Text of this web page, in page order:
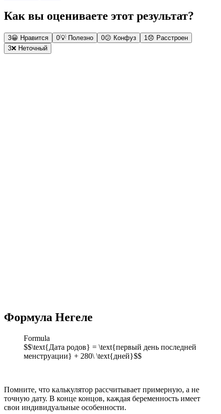
Как вы оцениваете этот результат?
3😀 Нравится 0💡 Полезно 0😕 Конфуз 1😞 Расстроен
3❌ Неточный
Формула Негеле
Formula
$$\text{Дата родов} = \text{первый день последней
менструации} + 280\ \text{дней}$$
Помните, что калькулятор рассчитывает примерную, а не
точную дату. В конце концов, каждая беременность имеет
свои индивидуальные особенности.